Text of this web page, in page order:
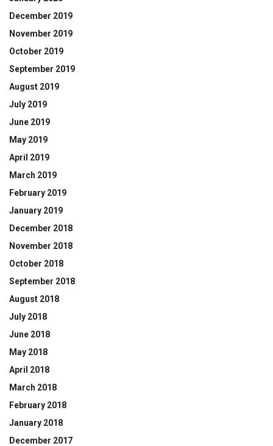
December 2019
November 2019
October 2019
September 2019
August 2019
July 2019
June 2019
May 2019
April 2019
March 2019
February 2019
January 2019
December 2018
November 2018
October 2018
September 2018
August 2018
July 2018
June 2018
May 2018
April 2018
March 2018
February 2018
January 2018
December 2017